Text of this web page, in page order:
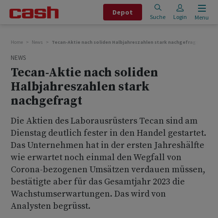
Depot
Suche Login Menu
Home News Tecan-Aktie nach soliden Halbjahreszahlen stark nachgefragt
NEWS
Tecan-Aktie nach soliden
Halbjahreszahlen stark
nachgefragt
Die Aktien des Laborausrüsters Tecan sind am
Dienstag deutlich fester in den Handel gestartet.
Das Unternehmen hat in der ersten Jahreshälfte
wie erwartet noch einmal den Wegfall von
Corona-bezogenen Umsätzen verdauen müssen,
bestätigte aber für das Gesamtjahr 2023 die
Wachstumserwartungen. Das wird von
Analysten begrüsst.